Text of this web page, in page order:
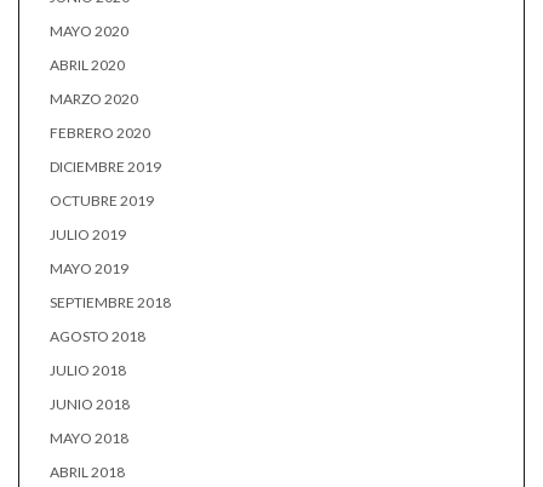
MAYO 2020
ABRIL 2020
MARZO 2020
FEBRERO 2020
DICIEMBRE 2019
OCTUBRE 2019
JULIO 2019
MAYO 2019
SEPTIEMBRE 2018
AGOSTO 2018
JULIO 2018
JUNIO 2018
MAYO 2018
ABRIL 2018